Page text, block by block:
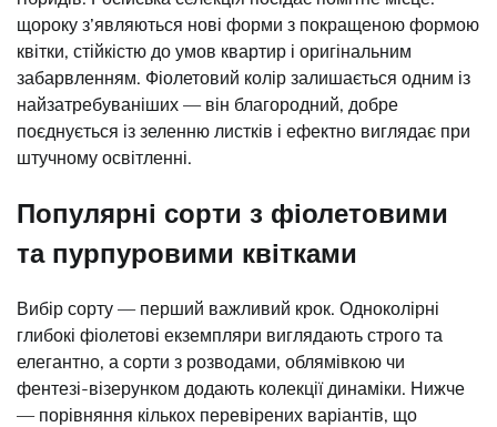
щороку з’являються нові форми з покращеною формою
квітки, стійкістю до умов квартир і оригінальним
забарвленням. Фіолетовий колір залишається одним із
найзатребуваніших — він благородний, добре
поєднується із зеленню листків і ефектно виглядає при
штучному освітленні.
Популярні сорти з фіолетовими
та пурпуровими квітками
Вибір сорту — перший важливий крок. Одноколірні
глибокі фіолетові екземпляри виглядають строго та
елегантно, а сорти з розводами, облямівкою чи
фентезі-візерунком додають колекції динаміки. Нижче
— порівняння кількох перевірених варіантів, що